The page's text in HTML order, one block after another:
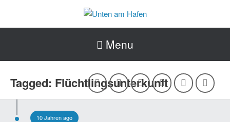
Menu
Tagged: Flüchtlingsunterkunft
10 Jahren ago